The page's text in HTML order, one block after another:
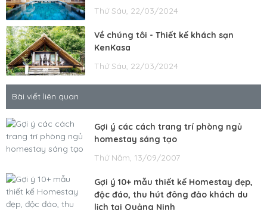
Thứ Sáu, 22/03/2024
Về chúng tôi - Thiết kế khách sạn
KenKasa
Thứ Sáu, 22/03/2024
Bài viết liên quan
Gợi ý các cách trang trí phòng ngủ
homestay sáng tạo
Thứ Năm, 13/09/2007
Gợi ý 10+ mẫu thiết kế Homestay đẹp,
độc đáo, thu hút đông đảo khách du
lịch tại Quảng Ninh